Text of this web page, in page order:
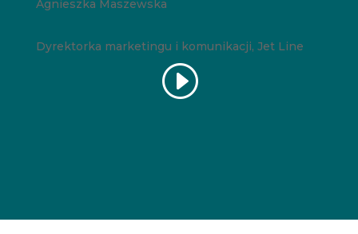
Agnieszka Maszewska
Dyrektorka marketingu i komunikacji, Jet Line